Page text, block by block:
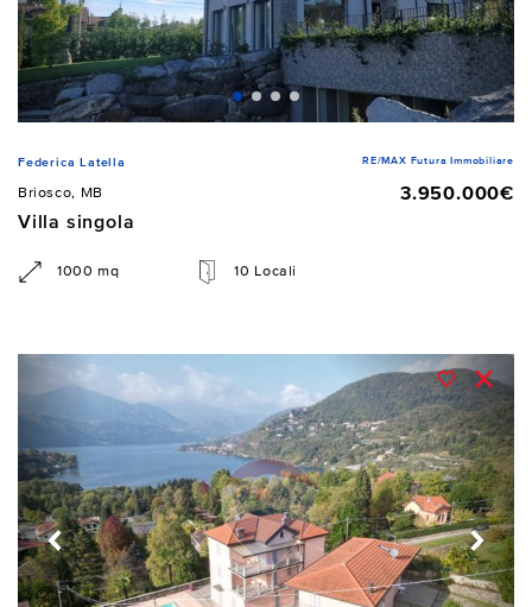
Federica Latella RE/MAX Futura Immobiliare
Briosco, MB
3.950.000€
Villa singola
1000 mq 10 Locali